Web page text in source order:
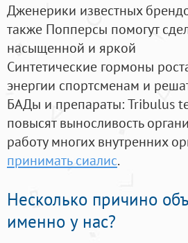
Дженерики известных
также Попперсы помогут
насыщенной и яркой
Синтетические гормоны
энергии спортсменам и
БАДы и препараты:Tribulus
повысят выносливость
работу многих внутренних
принимать сиалис.
Несколько причино
именно у нас?